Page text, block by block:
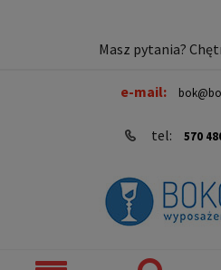
Masz pytania?
e-mail:
tel: 570